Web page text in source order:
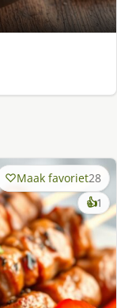
Maak favoriet28
👍1